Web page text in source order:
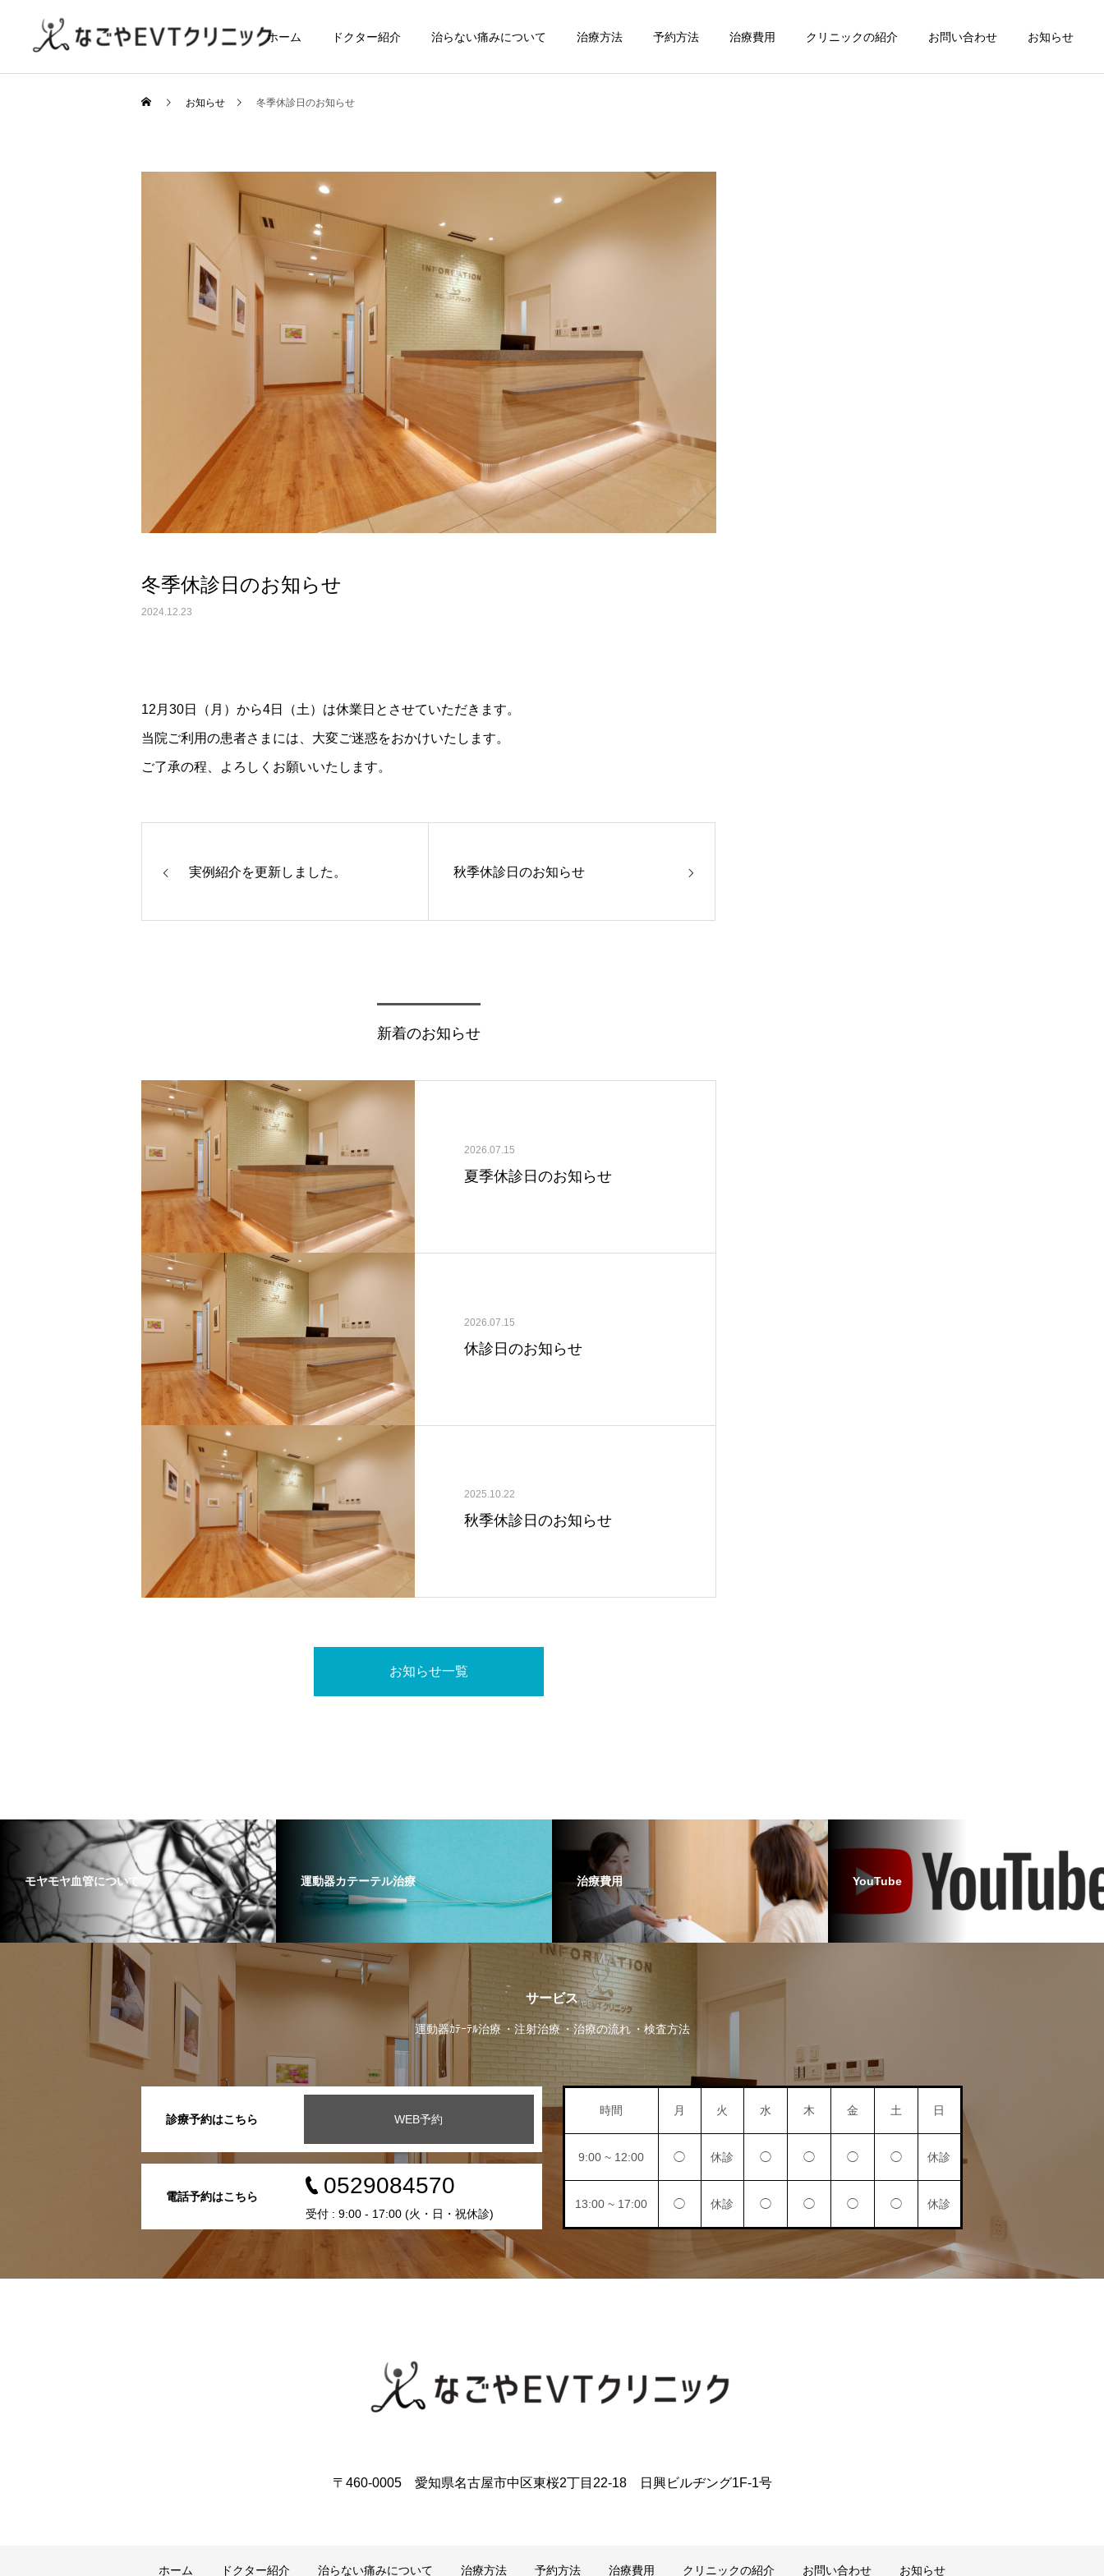
ホーム ドクター紹介 治らない痛みについて 治療方法 予約方法 治療費用 クリニックの紹介 お問い合わせ お知らせ
お知らせ 冬季休診日のお知らせ
冬季休診日のお知らせ
2024.12.23
12月30日（月）から4日（土）は休業日とさせていただきます。
当院ご利用の患者さまには、大変ご迷惑をおかけいたします。
ご了承の程、よろしくお願いいたします。
実例紹介を更新しました。 秋季休診日のお知らせ
新着のお知らせ
2026.07.15
夏季休診日のお知らせ
2026.07.15
休診日のお知らせ
2025.10.22
秋季休診日のお知らせ
お知らせ一覧
モヤモヤ血管について 運動器カテーテル治療 治療費用 YouTube
サービス
運動器ｶﾃｰﾃﾙ治療 注射治療 治療の流れ 検査方法
診療予約はこちら WEB予約
電話予約はこちら 0529084570
受付 : 9:00 - 17:00 (火・日・祝休診)
時間 月 火 水 木 金 土 日
9:00 ~ 12:00 ◯ 休診 ◯ ◯ ◯ ◯ 休診
13:00 ~ 17:00 ◯ 休診 ◯ ◯ ◯ ◯ 休診
〒460-0005 愛知県名古屋市中区東桜2丁目22-18 日興ビルヂング1F-1号
ホーム ドクター紹介 治らない痛みについて 治療方法 予約方法 治療費用 クリニックの紹介 お問い合わせ お知らせ